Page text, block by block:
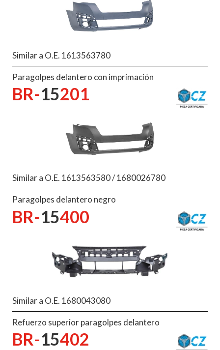
Similar a O.E. 1613563780
Paragolpes delantero con imprimación
BR-15201
Similar a O.E. 1613563580 / 1680026780
Paragolpes delantero negro
BR-15400
Similar a O.E. 1680043080
Refuerzo superior paragolpes delantero
BR-15402